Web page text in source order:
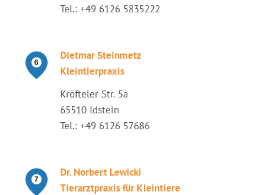
Tel.: +49 6126 5835222
Dietmar Steinmetz
Kleintierpraxis
Kröfteler Str. 5a
65510 Idstein
Tel.: +49 6126 57686
Dr. Norbert Lewicki
Tierarztpraxis für Kleintiere